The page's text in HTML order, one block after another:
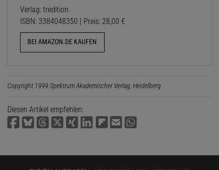
Verlag: tredition
ISBN: 3384048350 | Preis: 28,00 €
BEI AMAZON.DE KAUFEN
Copyright 1999 Spektrum Akademischer Verlag, Heidelberg
Diesen Artikel empfehlen: